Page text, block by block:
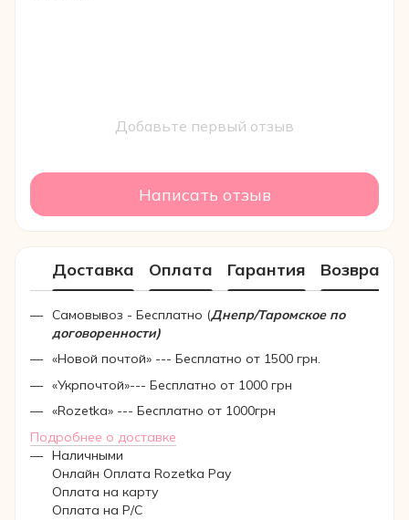
Добавьте первый отзыв
Написать отзыв
Доставка Оплата Гарантия Возврат
Самовывоз - Бесплатно (Днепр/Таромское по
договоренности)
«Новой почтой» --- Бесплатно от 1500 грн.
«Укрпочтой»--- Бесплатно от 1000 грн
«Rozetka» --- Бесплатно от 1000грн
Подробнее о доставке
Наличными
Онлайн Оплата Rozetka Pay
Оплата на карту
Оплата на Р/C